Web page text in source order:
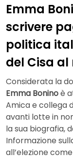
Emma
scrivere
politica
del Cisa al
Considerata la
Emma Boninoè
Amica e collega
avanti lotte in
la sua biografia,
Informazione
all’elezione